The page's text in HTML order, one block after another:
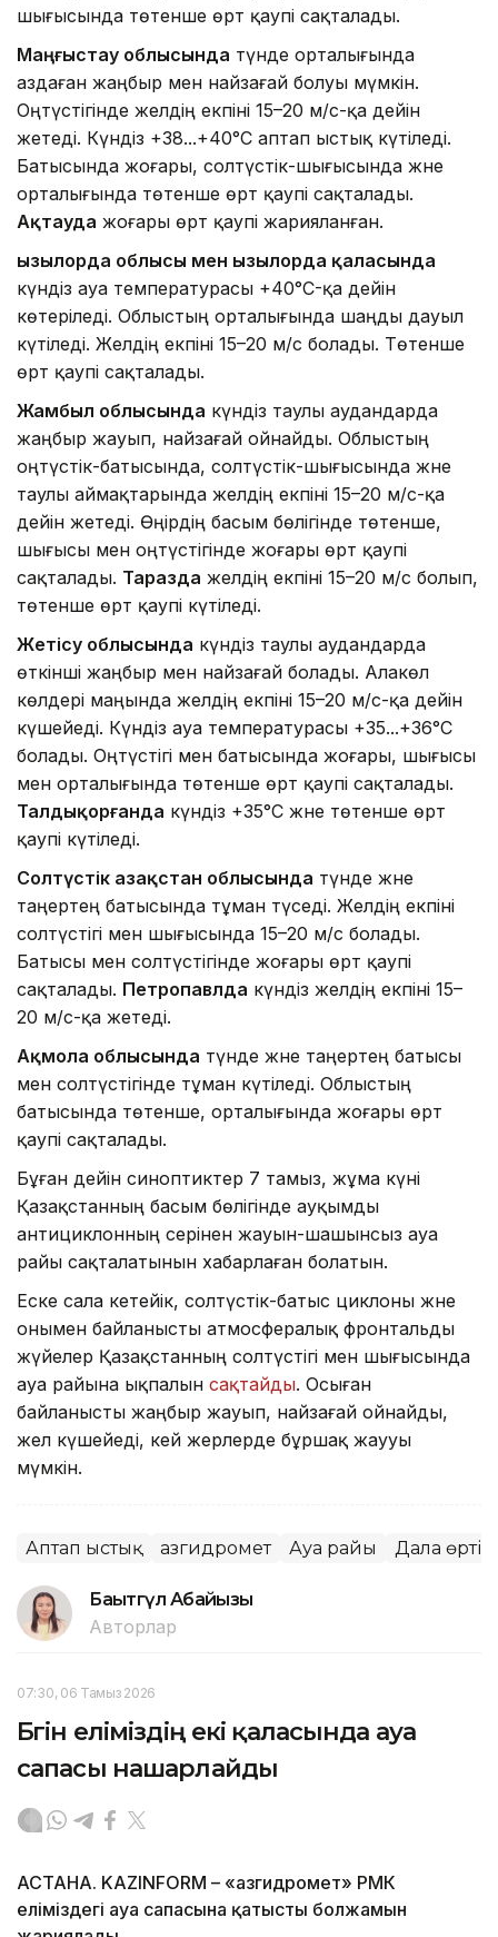
шығысында төтенше өрт қаупі сақталады.
Маңғыстау облысында түнде орталығында
аздаған жаңбыр мен найзағай болуы мүмкін.
Оңтүстігінде желдің екпіні 15–20 м/с-қа дейін
жетеді. Күндіз +38...+40°C аптап ыстық күтіледі.
Батысында жоғары, солтүстік-шығысында және
орталығында төтенше өрт қаупі сақталады.
Ақтауда жоғары өрт қаупі жарияланған.
Қызылорда облысы мен Қызылорда қаласында
күндіз ауа температурасы +40°C-қа дейін
көтеріледі. Облыстың орталығында шаңды дауыл
күтіледі. Желдің екпіні 15–20 м/с болады. Төтенше
өрт қаупі сақталады.
Жамбыл облысында күндіз таулы аудандарда
жаңбыр жауып, найзағай ойнайды. Облыстың
оңтүстік-батысында, солтүстік-шығысында және
таулы аймақтарында желдің екпіні 15–20 м/с-қа
дейін жетеді. Өңірдің басым бөлігінде төтенше,
шығысы мен оңтүстігінде жоғары өрт қаупі
сақталады. Таразда желдің екпіні 15–20 м/с болып,
төтенше өрт қаупі күтіледі.
Жетісу облысында күндіз таулы аудандарда
өткінші жаңбыр мен найзағай болады. Алакөл
көлдері маңында желдің екпіні 15–20 м/с-қа дейін
күшейеді. Күндіз ауа температурасы +35...+36°C
болады. Оңтүстігі мен батысында жоғары, шығысы
мен орталығында төтенше өрт қаупі сақталады.
Талдықорғанда күндіз +35°C және төтенше өрт
қаупі күтіледі.
Солтүстік Қазақстан облысында түнде және
таңертең батысында тұман түседі. Желдің екпіні
солтүстігі мен шығысында 15–20 м/с болады.
Батысы мен солтүстігінде жоғары өрт қаупі
сақталады. Петропавлда күндіз желдің екпіні 15–
20 м/с-қа жетеді.
Ақмола облысында түнде және таңертең батысы
мен солтүстігінде тұман күтіледі. Облыстың
батысында төтенше, орталығында жоғары өрт
қаупі сақталады.
Бұған дейін синоптиктер 7 тамыз, жұма күні
Қазақстанның басым бөлігінде ауқымды
антициклонның әсерінен жауын-шашынсыз ауа
райы сақталатынын хабарлаған болатын.
Еске сала кетейік, солтүстік-батыс циклоны және
онымен байланысты атмосфералық фронтальды
жүйелер Қазақстанның солтүстігі мен шығысында
ауа райына ықпалын сақтайды. Осыған
байланысты жаңбыр жауып, найзағай ойнайды,
жел күшейеді, кей жерлерде бұршақ жаууы
мүмкін.
Аптап ыстық Қазгидромет Ауа райы Дала өрті
Бақытгүл Абайқызы
Авторлар
07:30, 06 Тамыз 2026
Бүгін еліміздің екі қаласында ауа
сапасы нашарлайды
АСТАНА. KAZINFORM – «Қазгидромет» РМК
еліміздегі ауа сапасына қатысты болжамын